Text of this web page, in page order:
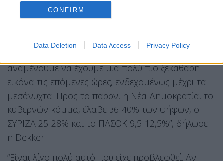
CONFIRM
Data Deletion Data Access Privacy Policy
exit poll είναι σύμφωνο με τα όσα είχαν
προβλεφθεί προηγουμένως.
“Τα exit polls ενδέχεται και θα αλλάξουν, φυσικά,
αναμένουμε να έχουμε μια πολύ πιο ξεκάθαρη
εικόνα τις επόμενες ώρες, ενδεχομένως μέχρι τα
μεσάνυχτα. Προς το παρόν, η Νέα Δημοκρατία, το
κυβερνών κόμμα, έλαβε 36-40% των ψήφων, ο
ΣΥΡΙΖΑ 25-28% και το ΠΑΣΟΚ 9,5-12,5%”, δήλωσε
η Dekker.
“Είναι λίγο πολύ αυτό που είχε προβλεφθεί. Αν